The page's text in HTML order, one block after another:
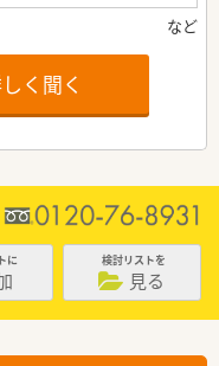
く聞く
に 検討リストを
見る